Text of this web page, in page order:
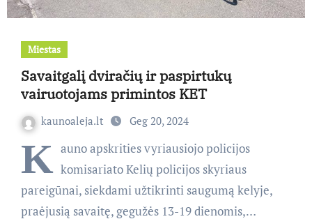
Miestas
Savaitgalį dviračių ir paspirtukų
vairuotojams primintos KET
kaunoaleja.lt Geg 20, 2024
K auno apskrities vyriausiojo policijos
komisariato Kelių policijos skyriaus
pareigūnai, siekdami užtikrinti saugumą kelyje,
praėjusią savaitę, gegužės 13-19 dienomis,…